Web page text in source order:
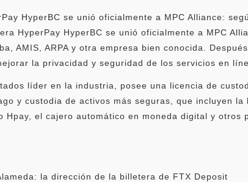
HyperBC se unió oficialmente a MPC Alliance:
HyperPay HyperBC se unió oficialmente a MPC
AMIS, ARPA y otra empresa bien conocida.
la privacidad y seguridad de los servicios en
líder en la industria, posee una licencia de
y custodia de activos más seguras, que incluyen la
el cajero automático en moneda digital y otros
la dirección de la billetera de FTX Deposit